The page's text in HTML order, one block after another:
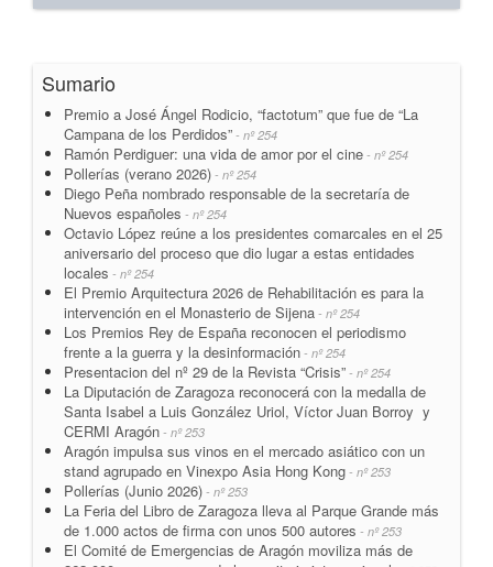
Sumario
Premio a José Ángel Rodicio, “factotum” que fue de “La
Campana de los Perdidos” - nº 254
Ramón Perdiguer: una vida de amor por el cine - nº 254
Pollerías (verano 2026) - nº 254
Diego Peña nombrado responsable de la secretaría de
Nuevos españoles - nº 254
Octavio López reúne a los presidentes comarcales en el 25
aniversario del proceso que dio lugar a estas entidades
locales - nº 254
El Premio Arquitectura 2026 de Rehabilitación es para la
intervención en el Monasterio de Sijena - nº 254
Los Premios Rey de España reconocen el periodismo
frente a la guerra y la desinformación - nº 254
Presentacion del nº 29 de la Revista “Crisis” - nº 254
La Diputación de Zaragoza reconocerá con la medalla de
Santa Isabel a Luis González Uriol, Víctor Juan Borroy y
CERMI Aragón - nº 253
Aragón impulsa sus vinos en el mercado asiático con un
stand agrupado en Vinexpo Asia Hong Kong - nº 253
Pollerías (Junio 2026) - nº 253
La Feria del Libro de Zaragoza lleva al Parque Grande más
de 1.000 actos de firma con unos 500 autores - nº 253
El Comité de Emergencias de Aragón moviliza más de